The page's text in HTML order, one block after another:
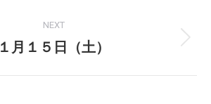
NEXT
Next
１月１５日（土）